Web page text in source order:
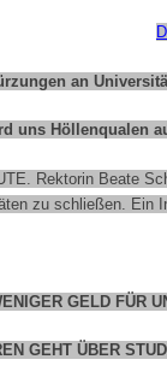
an
uns Höllenqualen
Rektorin Beate
zu schließen. Ein
GELD FÜR
GEHT ÜBER